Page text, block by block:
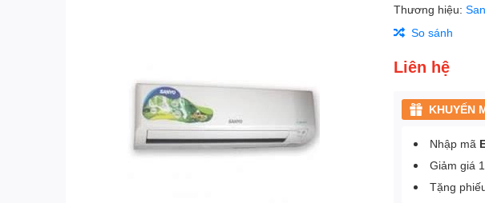
Thương hiệu:
So sánh
Liên hệ
KHUYẾN
Nhập mã
Giảm giá
Tặng